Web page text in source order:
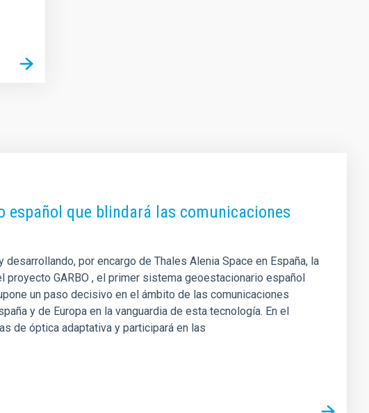
español que blindará las comunicaciones
por encargo de Thales Alenia Space en España, la
GARBO , el primer sistema geoestacionario español
un paso decisivo en el ámbito de las comunicaciones
y de Europa en la vanguardia de esta tecnología. En el
de óptica adaptativa y participará en las